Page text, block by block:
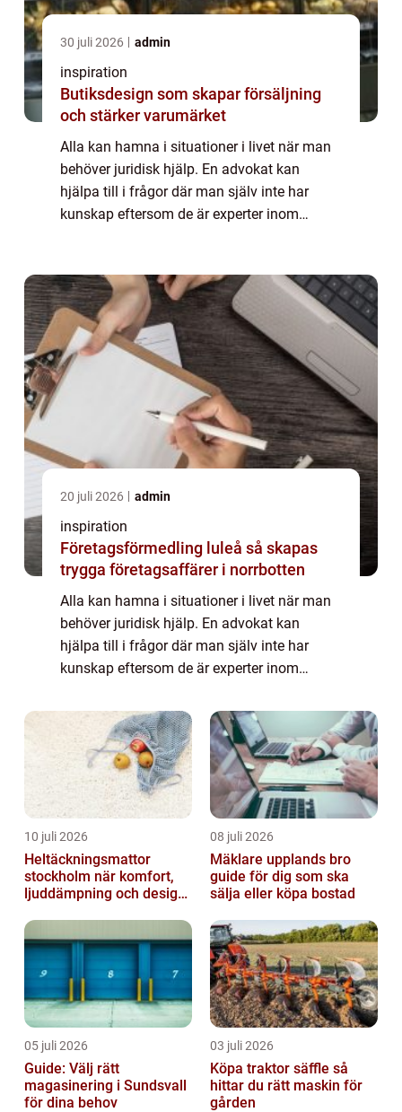
30 juli 2026 admin
inspiration
Butiksdesign som skapar försäljning
och stärker varumärket
Alla kan hamna i situationer i livet när man
behöver juridisk hjälp. En advokat kan
hjälpa till i frågor där man själv inte har
kunskap eftersom de är experter inom
fastighetsfråg...
20 juli 2026 admin
inspiration
Företagsförmedling luleå så skapas
trygga företagsaffärer i norrbotten
Alla kan hamna i situationer i livet när man
behöver juridisk hjälp. En advokat kan
hjälpa till i frågor där man själv inte har
kunskap eftersom de är experter inom
anställningsavtal, testamente,
fastighetsfråg...
10 juli 2026
Heltäckningsmattor
stockholm när komfort,
ljuddämpning och design
08 juli 2026
Mäklare upplands bro
guide för dig som ska
sälja eller köpa bostad
05 juli 2026
Guide: Välj rätt
magasinering i Sundsvall
för dina behov
03 juli 2026
Köpa traktor säffle så
hittar du rätt maskin för
gården